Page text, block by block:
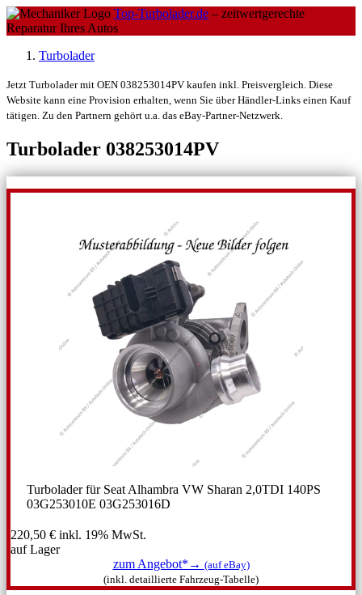
Top-Turbolader.de – zeitwertgerechte
Reparatur Ihres Autos
Turbolader
Jetzt Turbolader mit OEN 038253014PV kaufen inkl. Preisvergleich. Diese
Website kann eine Provision erhalten, wenn Sie über Händler-Links einen Kauf
tätigen. Zu den Partnern gehört u.a. das eBay-Partner-Netzwerk.
Turbolader 038253014PV
Turbolader für Seat Alhambra VW Sharan 2,0TDI 140PS
03G253010E 03G253016D
220,50 € inkl. 19% MwSt.
auf Lager
zum Angebot*→ (auf eBay)
(inkl. detaillierte Fahrzeug-Tabelle)